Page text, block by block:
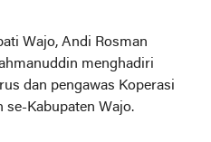
Wajo, Andi Rosman
menghadiri
dan pengawas Koperasi
se-Kabupaten Wajo.